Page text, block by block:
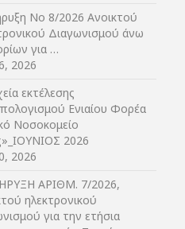
Νο 8/2026 Ανοικτού
Διαγωνισμού άνω
για …
2026
εκτέλεσης
Ενιαίου Φορέα
Νοσοκομείο
2026
2026
ΑΡIΘΜ. 7/2026,
ηλεκτρονικού
για την ετήσια